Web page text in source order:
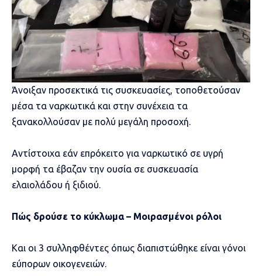
Άνοιξαν προσεκτικά τις συσκευασίες, τοποθετούσαν
μέσα τα ναρκωτικά και στην συνέχεια τα
ξανακολλούσαν με πολύ μεγάλη προσοχή.
Αντίστοιχα εάν επρόκειτο για ναρκωτικό σε υγρή
μορφή τα έβαζαν την ουσία σε συσκευασία
ελαιολάδου ή ξιδιού.
Πώς δρούσε το κύκλωμα – Μοιρασμένοι ρόλοι
Και οι 3 συλληφθέντες όπως διαπιστώθηκε είναι γόνοι
εύπορων οικογενειών.